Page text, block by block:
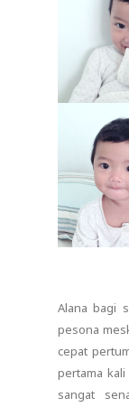
Alana bagi
pesona
cepat
pertama
sangat